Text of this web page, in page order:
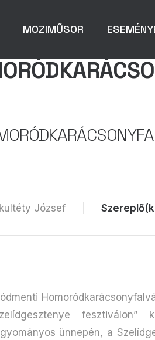
MOZIMŰSOR
József
ünnepén, a